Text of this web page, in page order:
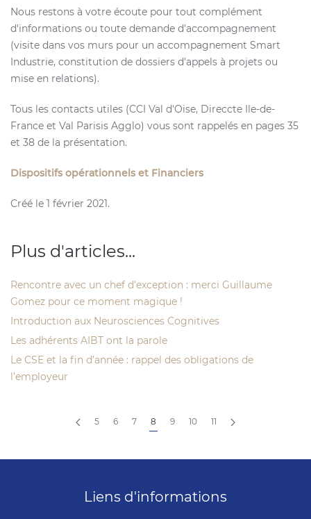
Nous restons à votre écoute pour tout complément
d'informations ou toute demande d'accompagnement
(visite dans vos murs pour un accompagnement Smart
Industrie, constitution de dossiers d'appels à projets ou
mise en relations).
Tous les contacts utiles (CCI Val d'Oise, Direccte Ile-de-
France et Val Parisis Agglo) vous sont rappelés en pages 35
et 38 de la présentation.
Dispositifs opérationnels et Financiers
Créé le 1 février 2021.
Plus d'articles...
Rencontre avec un chef d’exception : merci Guillaume
Gomez pour ce moment magique !
Introduction aux Neurosciences Cognitives
Les adhérents AIBT ont la parole
Le CSE et la fin d’année : rappel des obligations de
l’employeur
5 6 7 8 9 10 11
Liens d'informations